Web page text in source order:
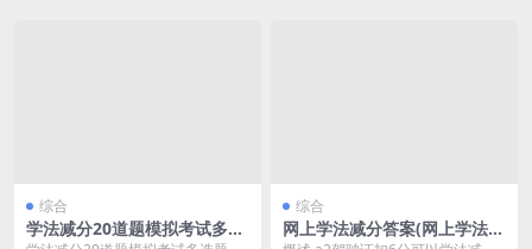
综合
学法减分20道题模拟考试多选
综合
网上学法减分答案(网上学法减